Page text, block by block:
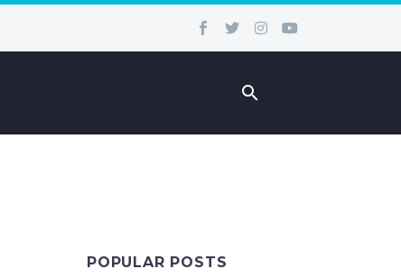
POPULAR POSTS